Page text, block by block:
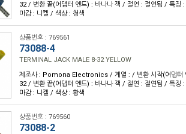
32 / 변환 끝(어댑터 엔드) : 바나나 잭 / 절연 : 절연됨 / 특징
마감 : 니켈 / 색상 : 청색
상품번호 : 769561
73088-4
TERMINAL JACK MALE 8-32 YELLOW
제조사 : Pomona Electronics / 계열 : / 변환 시작(어댑터
32 / 변환 끝(어댑터 엔드) : 바나나 잭 / 절연 : 절연됨 / 특징
마감 : 니켈 / 색상 : 황색
상품번호 : 769560
73088-2